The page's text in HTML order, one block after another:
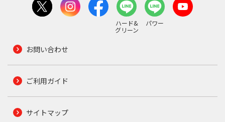
ハード&
グリーン
パワー
お問い合わせ
ご利用ガイド
サイトマップ